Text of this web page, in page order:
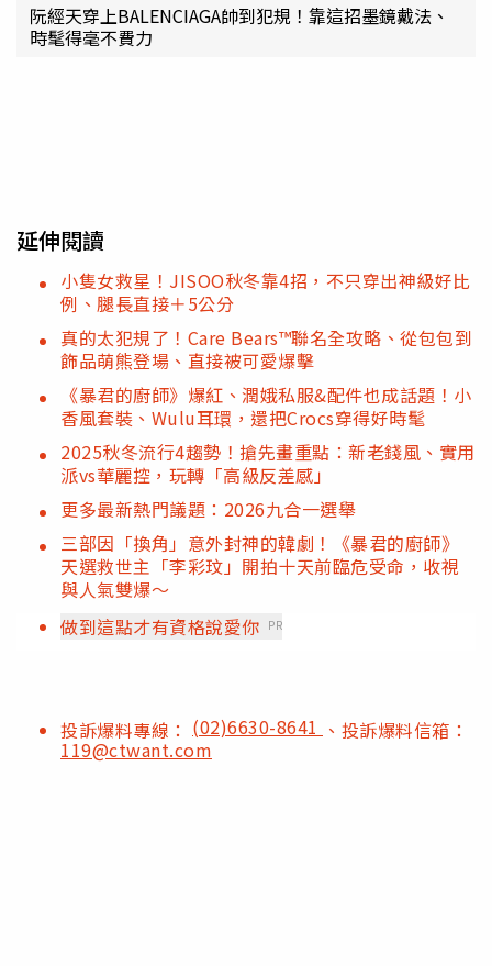
阮經天穿上BALENCIAGA帥到犯規！靠這招墨鏡戴法、
時髦得毫不費力
延伸閱讀
小隻女救星！JISOO秋冬靠4招，不只穿出神級好比
例、腿長直接＋5公分
真的太犯規了！Care Bears™聯名全攻略、從包包到
飾品萌熊登場、直接被可愛爆擊
《暴君的廚師》爆紅、潤娥私服&配件也成話題！小
香風套裝、Wulu耳環，還把Crocs穿得好時髦
2025秋冬流行4趨勢！搶先畫重點：新老錢風、實用
派vs華麗控，玩轉「高級反差感」
更多最新熱門議題：2026九合一選舉
三部因「換角」意外封神的韓劇！《暴君的廚師》
天選救世主「李彩玟」開拍十天前臨危受命，收視
與人氣雙爆～
做到這點才有資格說愛你 PR
投訴爆料專線： (02)6630-8641 、投訴爆料信箱：
119@ctwant.com